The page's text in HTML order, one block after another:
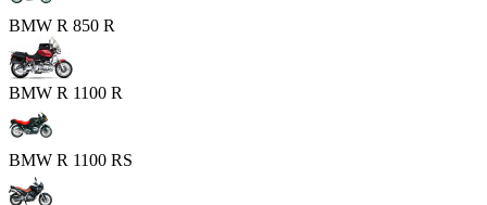
BMW R 850 R
BMW R 1100 R
BMW R 1100 RS